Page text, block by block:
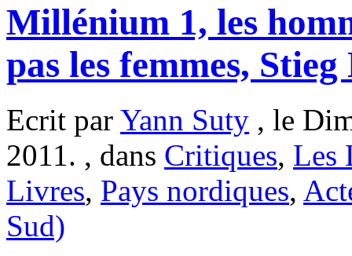
Millénium 1, les
pas les femmes,
Ecrit par Yann Suty , le
2011. , dans Critiques, Les
Livres, Pays nordiques,
Sud)